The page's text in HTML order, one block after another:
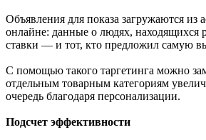
Объявления для показа загружаются
онлайне: данные о людях, находящихся
ставки — и тот, кто предложил самую
С помощью такого таргетинга можно
отдельным товарным категориям
очередь благодаря персонализации.
Подсчет эффективности